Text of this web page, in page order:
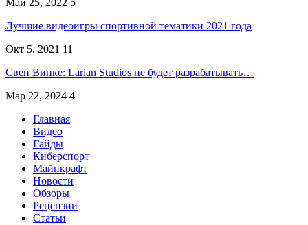
Май 25, 2022 5
Лучшие видеоигры спортивной тематики 2021 года
Окт 5, 2021 11
Свен Винке: Larian Studios не будет разрабатывать…
Мар 22, 2024 4
Главная
Видео
Гайды
Киберспорт
Майнкрафт
Новости
Обзоры
Рецензии
Статьи